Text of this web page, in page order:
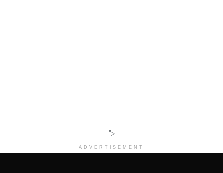
">
ADVERTISEMENT